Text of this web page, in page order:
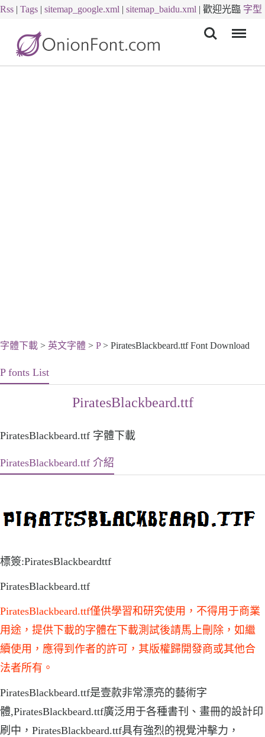
Rss | Tags | sitemap_google.xml | sitemap_baidu.xml | 歡迎光臨 字型
字體下載 > 英文字體 > P> PiratesBlackbeard.ttf Font Download
P fonts List
PiratesBlackbeard.ttf
PiratesBlackbeard.ttf 字體下載
PiratesBlackbeard.ttf 介紹
標簽:PiratesBlackbeardttf
PiratesBlackbeard.ttf
PiratesBlackbeard.ttf僅供學習和研究使用，不得用于商業
用途，提供下載的字體在下載測試後請馬上刪除，如繼
續使用，應得到作者的許可，其版權歸開發商或其他合
法者所有。
PiratesBlackbeard.ttf是壹款非常漂亮的藝術字
體,PiratesBlackbeard.ttf廣泛用于各種書刊、畫冊的設計印
刷中，PiratesBlackbeard.ttf具有強烈的視覺沖擊力，